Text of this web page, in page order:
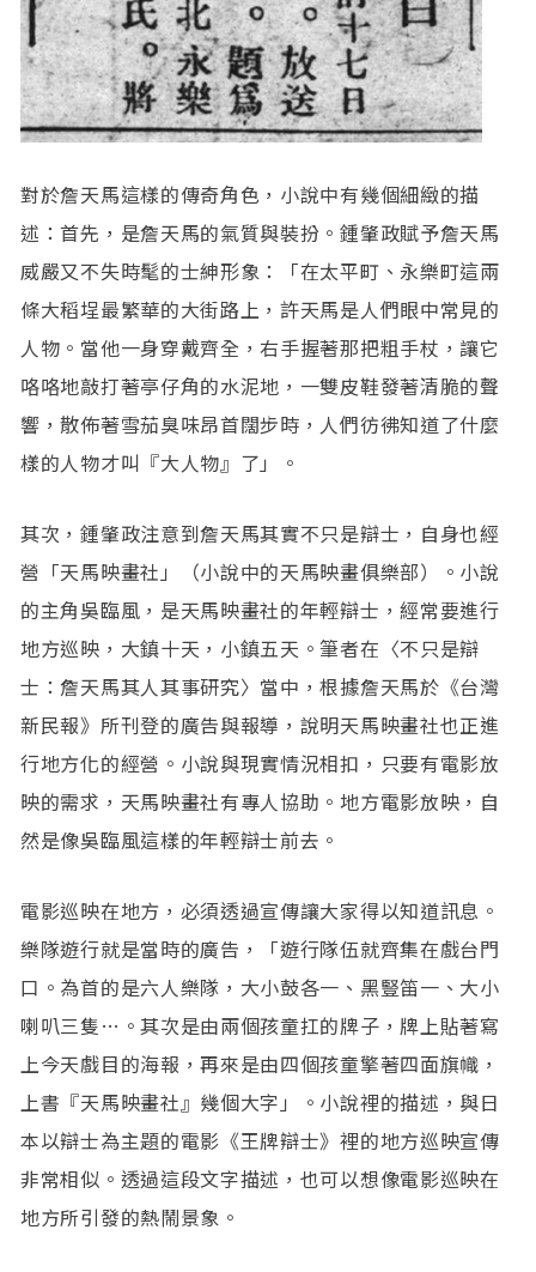
對於詹天馬這樣的傳奇角色，小說中有幾個細緻的描
述：首先，是詹天馬的氣質與裝扮。鍾肇政賦予詹天馬
威嚴又不失時髦的士紳形象：「在太平町、永樂町這兩
條大稻埕最繁華的大街路上，許天馬是人們眼中常見的
人物。當他一身穿戴齊全，右手握著那把粗手杖，讓它
咯咯地敲打著亭仔角的水泥地，一雙皮鞋發著清脆的聲
響，散佈著雪茄臭味昂首闊步時，人們彷彿知道了什麼
樣的人物才叫『大人物』了」。
其次，鍾肇政注意到詹天馬其實不只是辯士，自身也經
營「天馬映畫社」（小說中的天馬映畫俱樂部）。小說
的主角吳臨風，是天馬映畫社的年輕辯士，經常要進行
地方巡映，大鎮十天，小鎮五天。筆者在〈不只是辯
士：詹天馬其人其事研究〉當中，根據詹天馬於《台灣
新民報》所刊登的廣告與報導，說明天馬映畫社也正進
行地方化的經營。小說與現實情況相扣，只要有電影放
映的需求，天馬映畫社有專人協助。地方電影放映，自
然是像吳臨風這樣的年輕辯士前去。
電影巡映在地方，必須透過宣傳讓大家得以知道訊息。
樂隊遊行就是當時的廣告，「遊行隊伍就齊集在戲台門
口。為首的是六人樂隊，大小鼓各一、黑豎笛一、大小
喇叭三隻…。其次是由兩個孩童扛的牌子，牌上貼著寫
上今天戲目的海報，再來是由四個孩童擎著四面旗幟，
上書『天馬映畫社』幾個大字」。小說裡的描述，與日
本以辯士為主題的電影《王牌辯士》裡的地方巡映宣傳
非常相似。透過這段文字描述，也可以想像電影巡映在
地方所引發的熱鬧景象。